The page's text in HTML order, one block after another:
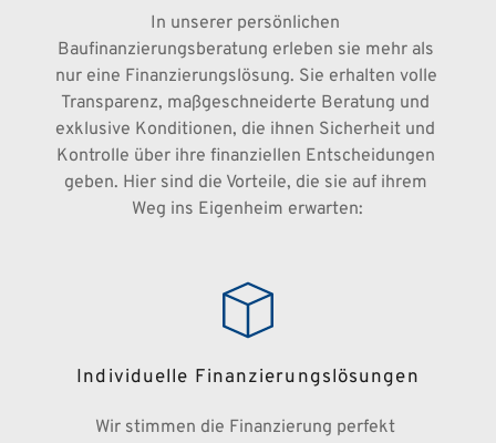
In unserer persönlichen
Baufinanzierungsberatung erleben sie mehr als
nur eine Finanzierungslösung. Sie erhalten volle
Transparenz, maßgeschneiderte Beratung und
exklusive Konditionen, die ihnen Sicherheit und
Kontrolle über ihre finanziellen Entscheidungen
geben. Hier sind die Vorteile, die sie auf ihrem
Weg ins Eigenheim erwarten:
Individuelle Finanzierungslösungen
Wir stimmen die Finanzierung perfekt